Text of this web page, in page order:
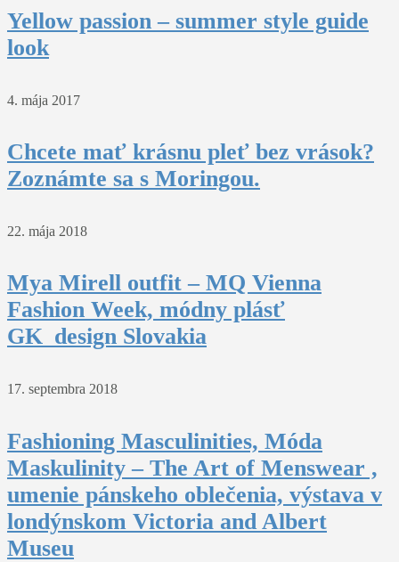
Yellow passion – summer style guide
look
4. mája 2017
Chcete mať krásnu pleť bez vrások?
Zoznámte sa s Moringou.
22. mája 2018
Mya Mirell outfit – MQ Vienna
Fashion Week, módny plásť
GK_design Slovakia
17. septembra 2018
Fashioning Masculinities, Móda
Maskulinity – The Art of Menswear ,
umenie pánskeho oblečenia, výstava v
londýnskom Victoria and Albert
Museu